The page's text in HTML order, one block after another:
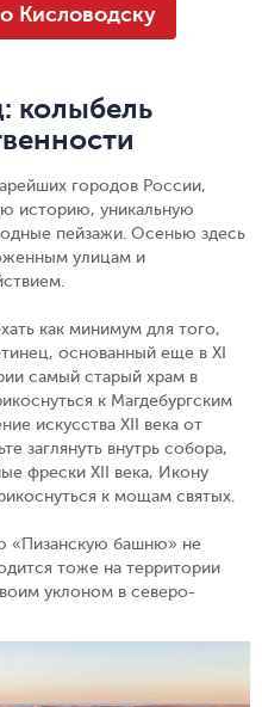
Кисловодску
колыбель
городов России,
историю, уникальную
пейзажи. Осенью здесь
улицам и
как минимум для того,
основанный еще в XI
самый старый храм в
к Магдебургским
искусства XII века от
заглянуть внутрь собора,
фрески XII века, Икону
к мощам святых.
«Пизанскую башню» не
тоже на территории
уклоном в северо-